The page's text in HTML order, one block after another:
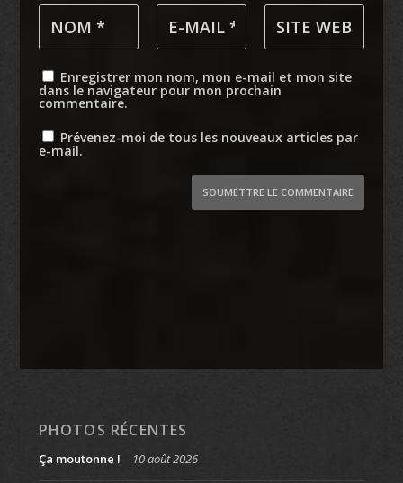
Enregistrer mon nom, mon e-mail et mon site
dans le navigateur pour mon prochain
commentaire.
Prévenez-moi de tous les nouveaux articles par
e-mail.
SOUMETTRE LE COMMENTAIRE
PHOTOS RÉCENTES
Ça moutonne ! 10 août 2026